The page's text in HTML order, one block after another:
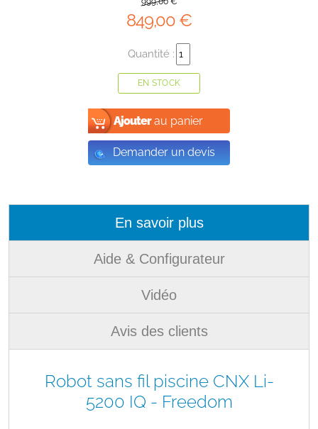
849,00 €
Quantité :
EN STOCK
Ajouterau panier
Demander un devis
En savoir plus
Aide & Configurateur
Vidéo
Avis des clients
Robot sans fil piscine CNX Li-
5200 IQ - Freedom